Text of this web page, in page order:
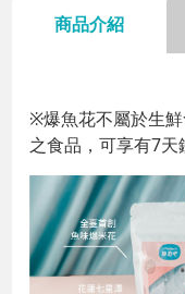
商品介紹
※爆魚花不屬於生
之食品，可享有7天